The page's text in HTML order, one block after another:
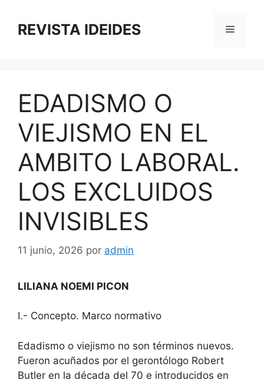
contenido
REVISTA IDEIDES Menú
EDADISMO O
VIEJISMO EN EL
AMBITO LABORAL.
LOS EXCLUIDOS
INVISIBLES
11 junio, 2026 por admin
LILIANA NOEMI PICON
I.- Concepto. Marco normativo
Edadismo o viejismo no son términos nuevos.
Fueron acuñados por el gerontólogo Robert
Butler en la década del 70 e introducidos en